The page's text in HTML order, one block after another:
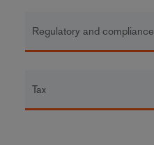
Regulatory and compliance
Tax